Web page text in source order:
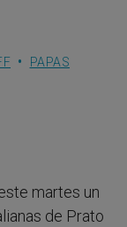
PAPAS
martes un
de Prato